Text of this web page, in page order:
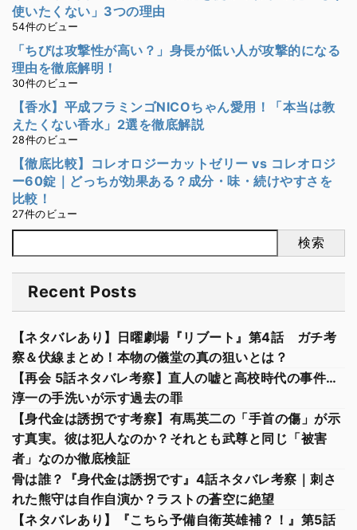
使いたくない」3つの理由
54件のビュー
「ちびは攻撃性が高い？」身長が低い人が攻撃的になる
理由を徹底解明！
30件のビュー
【香水】平成フラミンゴNICOちゃん愛用！「本当は教
えたくない香水」2選を徹底解説
28件のビュー
【徹底比較】コレオロジーカットゼリー vs コレオロジ
ー60錠｜どっちが効果ある？成分・味・続けやすさを
比較！
27件のビュー
検索
Recent Posts
【ネタバレあり】日曜劇場『リブート』第4話 ガチ考
察＆伏線まとめ！本物の儀堂の真の狙いとは？
【再会 5話ネタバレ考察】直人の嘘と高校時代の事件…
淳一の手洗いが示す過去の罪
【身代金は誘拐です考察】有馬英二の「手首の傷」が示
す真実。彼は犯人なのか？それとも武尊と同じ「被害
者」なのか徹底検証
骨は誰？『身代金は誘拐です』4話ネタバレ考察｜刺さ
れた熊守は自作自演か？ラストの蒼空に絶望
【ネタバレあり】『こちら予備自衛英雄補？！』第5話